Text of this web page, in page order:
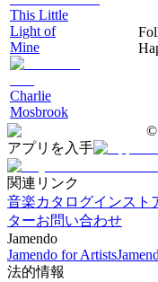
This Little
Light of
Mine
Charlie
Mosbrook
©
アプリを入手
関連リンク
音楽カタログインスト
ターお問い合わせ
Jamendo
Jamendo for Artists
法的情報